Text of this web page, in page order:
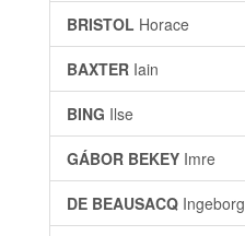
BRISTOL Horace
BAXTER Iain
BING Ilse
GÁBOR BEKEY Imre
DE BEAUSACQ Ingeborg